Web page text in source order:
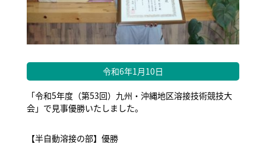
令和6年1月10日
「令和5年度（第53回）九州・沖縄地区溶接技術競技大
会」で見事優勝いたしました。
【半自動溶接の部】優勝